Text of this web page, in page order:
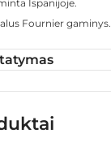
Ispanijoje.
Fournier gaminys.